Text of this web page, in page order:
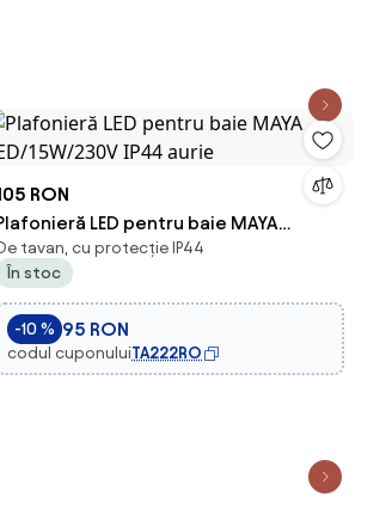
RON
LED pentru baie MAYA
15W/230V IP44 aurie
tavan, cu protecție IP44
În stoc
-10 % 95 RON
codul cuponuluiTA222RO